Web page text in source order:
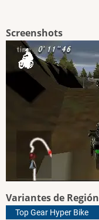
Screenshots
Variantes de Región
Top Gear Hyper Bike